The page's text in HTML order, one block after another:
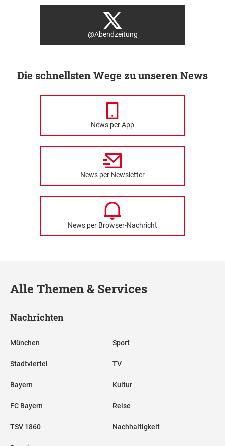
@Abendzeitung
Die schnellsten Wege zu unseren News
News per App
News per Newsletter
News per Browser-Nachricht
Alle Themen & Services
Nachrichten
München
Stadtviertel
Bayern
FC Bayern
TSV 1860
Sport
TV
Kultur
Reise
Nachhaltigkeit